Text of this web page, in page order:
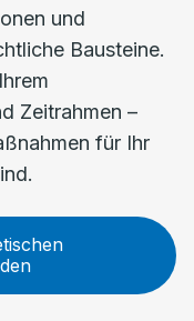
und
Bausteine.
Zeitrahmen –
für Ihr